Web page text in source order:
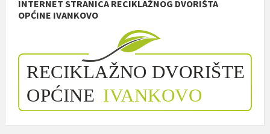
INTERNET STRANICA RECIKLAŽNOG DVORIŠTA
OPĆINE IVANKOVO